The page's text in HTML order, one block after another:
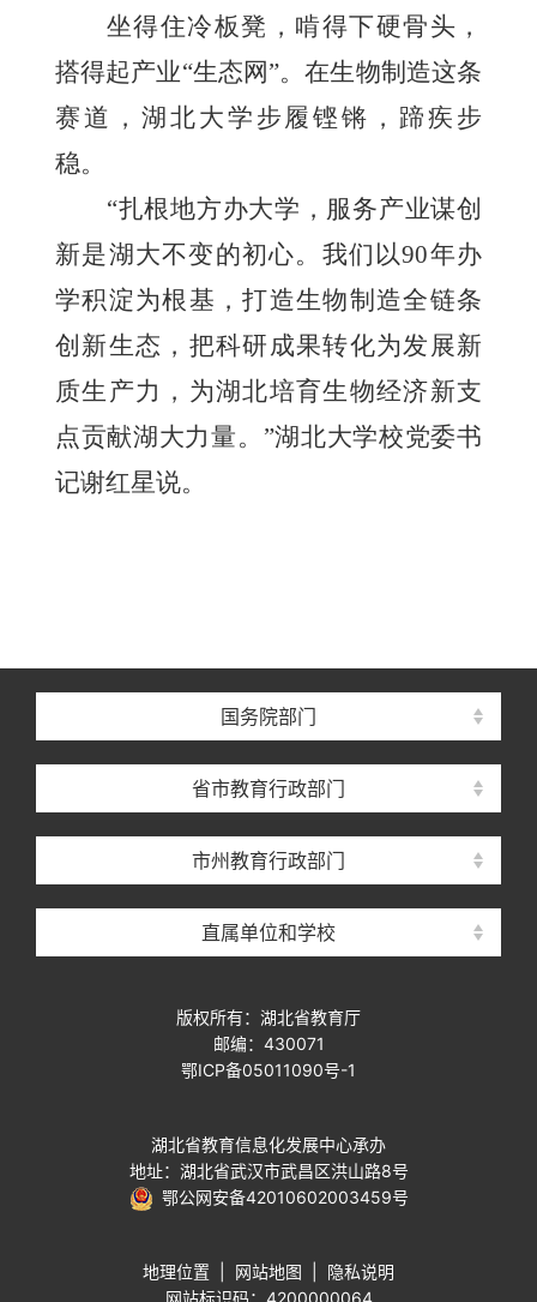
坐得住冷板凳，啃得下硬骨头，
搭得起产业“生态网”。在生物制造这条
赛道，湖北大学步履铿锵，蹄疾步
稳。
“扎根地方办大学，服务产业谋创
新是湖大不变的初心。我们以90年办
学积淀为根基，打造生物制造全链条
创新生态，把科研成果转化为发展新
质生产力，为湖北培育生物经济新支
点贡献湖大力量。”湖北大学校党委书
记谢红星说。
国务院部门
省市教育行政部门
市州教育行政部门
直属单位和学校
版权所有：湖北省教育厅
邮编：430071
鄂ICP备05011090号-1
湖北省教育信息化发展中心承办
地址：湖北省武汉市武昌区洪山路8号
鄂公网安备42010602003459号
地理位置 网站地图
隐私说明